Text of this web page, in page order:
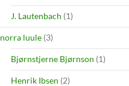
J. Lautenbach (1)
norra luule (3)
Bjørnstjerne Bjørnson (1)
Henrik Ibsen (2)